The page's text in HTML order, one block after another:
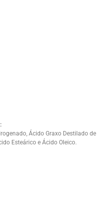
Ácido Graxo Destilado de
Esteárico e Ácido Oleico.